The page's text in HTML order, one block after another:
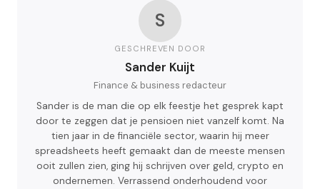
S
GESCHREVEN DOOR
Sander Kuijt
Finance & business redacteur
Sander is de man die op elk feestje het gesprek kapt
door te zeggen dat je pensioen niet vanzelf komt. Na
tien jaar in de financiële sector, waarin hij meer
spreadsheets heeft gemaakt dan de meeste mensen
ooit zullen zien, ging hij schrijven over geld, crypto en
ondernemen. Verrassend onderhoudend voor